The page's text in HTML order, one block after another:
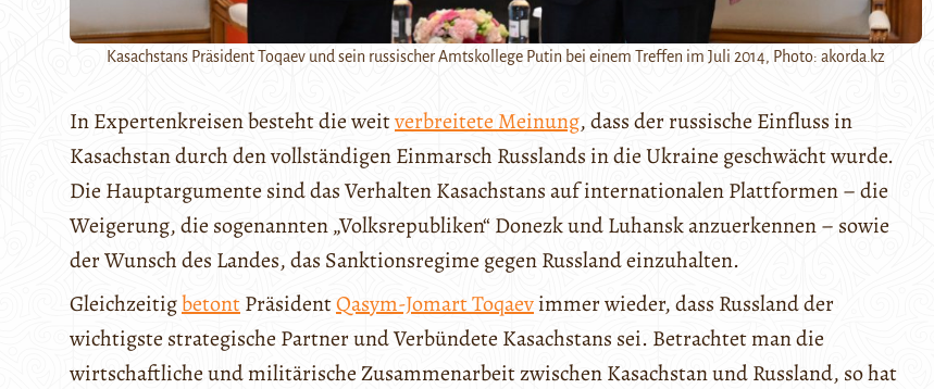
Kasachstans Präsident Toqaev und sein russischer Amtskollege Putin bei einem Treffen im Juli 2014, Photo: akorda.kz
In Expertenkreisen besteht die weitverbreitete Meinung, dass der russische Einfluss in
Kasachstan durch den vollständigen Einmarsch Russlands in die Ukraine geschwächt wurde.
Die Hauptargumente sind das Verhalten Kasachstans auf internationalen Plattformen – die
Weigerung, die sogenannten „Volksrepubliken“ Donezk und Luhansk anzuerkennen – sowie
der Wunsch des Landes, das Sanktionsregime gegen Russland einzuhalten.
GleichzeitigbetontPräsidentQasym-Jomart Toqaevimmer wieder, dass Russland der
wichtigste strategische Partner und Verbündete Kasachstans sei. Betrachtet man die
wirtschaftliche und militärische Zusammenarbeit zwischen Kasachstan und Russland, so hat